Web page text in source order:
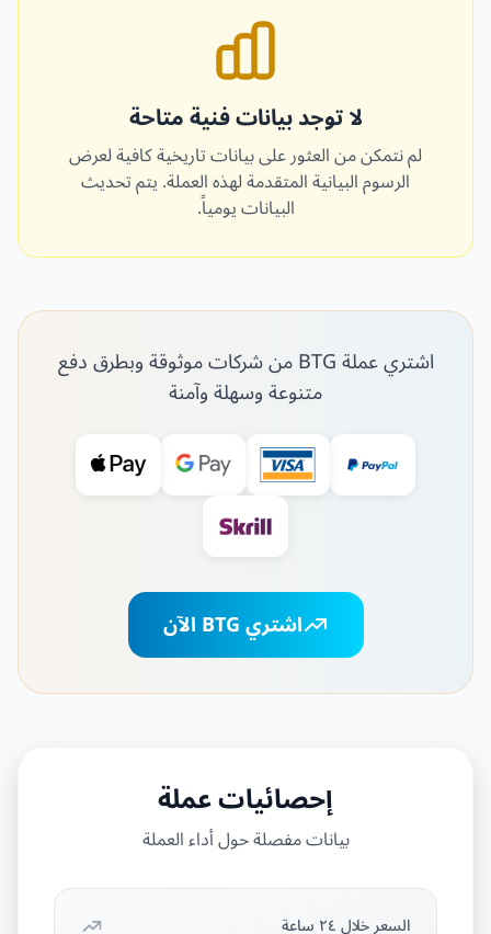
لا توجد بيانات فنية متاحة
لم نتمكن من العثور على بيانات تاريخية كافية لعرض
الرسوم البيانية المتقدمة لهذه العملة. يتم تحديث
البيانات يومياً.
اشتري عملة BTG من شركات موثوقة وبطرق دفع
متنوعة وسهلة وآمنة
اشتري BTG الآن
إحصائيات عملة
بيانات مفصلة حول أداء العملة
السعر خلال ٢٤ ساعة